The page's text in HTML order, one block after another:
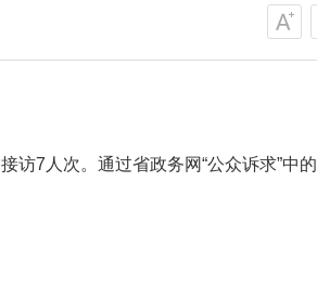
7人次。通过省政务网“公众诉求”中的